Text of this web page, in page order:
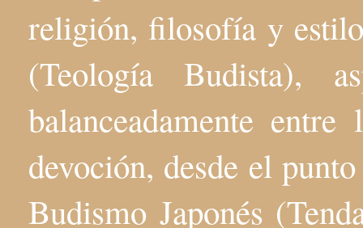
religión, filosofía y
(Teología Budista),
balanceadamente
devoción, desde el
Budismo Japonés